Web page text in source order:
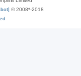
© 2008*-2018